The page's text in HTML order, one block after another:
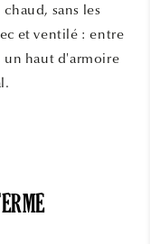
sans les
et ventilé : entre
un haut d'armoire